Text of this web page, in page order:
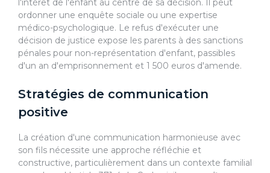
l'intérêt de l'enfant au centre de sa décision. Il peut
ordonner une enquête sociale ou une expertise
médico-psychologique. Le refus d'exécuter une
décision de justice expose les parents à des sanctions
pénales pour non-représentation d'enfant, passibles
d'un an d'emprisonnement et 1 500 euros d'amende.
Stratégies de communication
positive
La création d'une communication harmonieuse avec
son fils nécessite une approche réfléchie et
constructive, particulièrement dans un contexte familial